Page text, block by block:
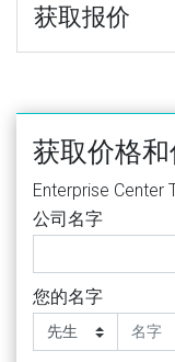
获取报价
获取价格和
Enterprise Center
公司名字
您的名字